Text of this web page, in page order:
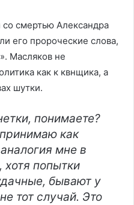
со смертью Александра
его пророческие слова,
Масляков не
как к квнщика, а
шутки.
понимаете?
как
мне в
хотя попытки
бывают у
тот случай. Это